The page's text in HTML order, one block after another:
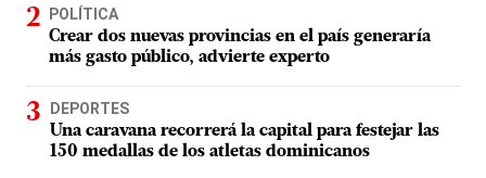
POLÍTICA
Crear dos nuevas provincias en el país generaría
más gasto público, advierte experto
DEPORTES
Una caravana recorrerá la capital para festejar las
150 medallas de los atletas dominicanos